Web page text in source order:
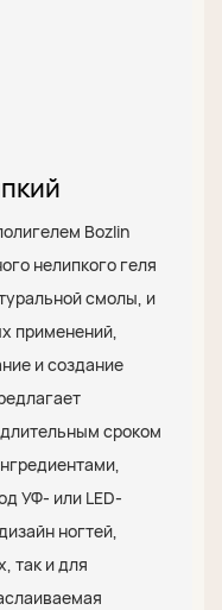
Bozlin
нелипкого геля
смолы, и
применений,
и создание
сроком
УФ- или LED-
ногтей,
так и для